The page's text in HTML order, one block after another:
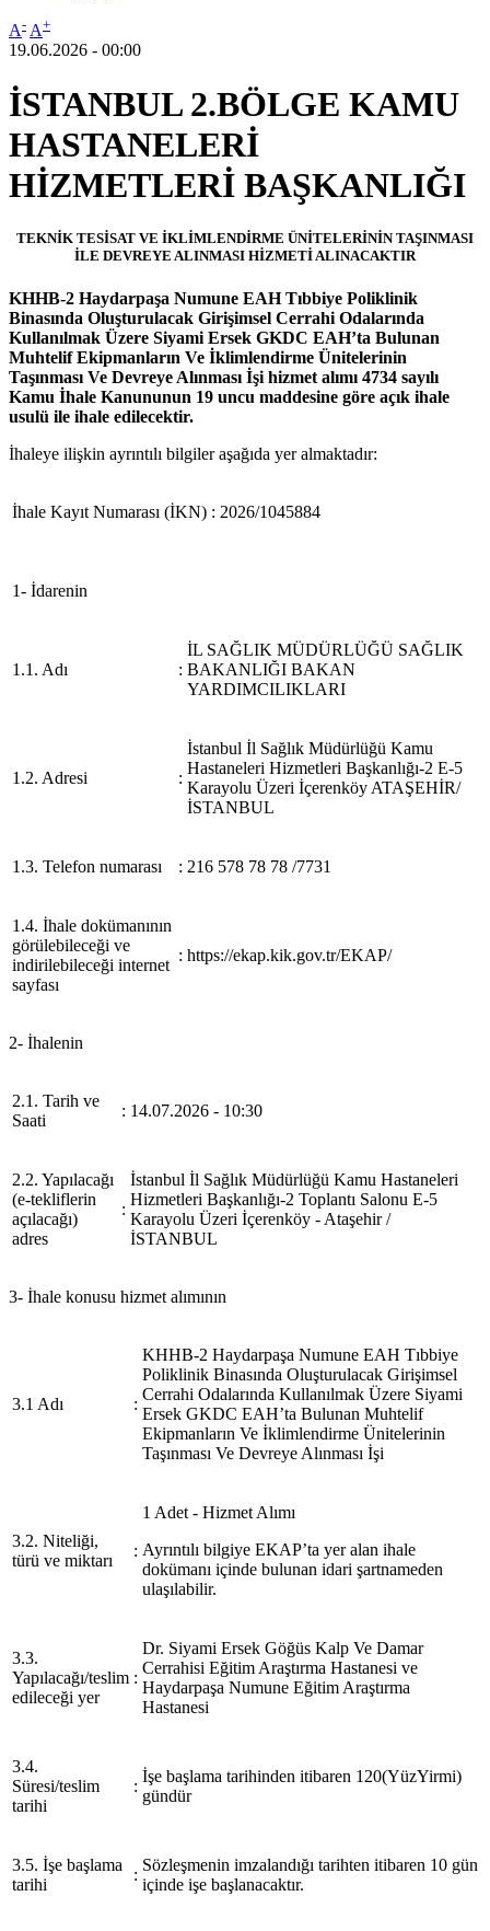
A- A+
19.06.2026 - 00:00
İSTANBUL 2.BÖLGE KAMU
HASTANELERİ
HİZMETLERİ BAŞKANLIĞI
TEKNİK TESİSAT VE İKLİMLENDİRME ÜNİTELERİNİN TAŞINMASI
İLE DEVREYE ALINMASI HİZMETİ ALINACAKTIR
KHHB-2 Haydarpaşa Numune EAH Tıbbiye Poliklinik
Binasında Oluşturulacak Girişimsel Cerrahi Odalarında
Kullanılmak Üzere Siyami Ersek GKDC EAH’ta Bulunan
Muhtelif Ekipmanların Ve İklimlendirme Ünitelerinin
Taşınması Ve Devreye Alınması İşi hizmet alımı 4734 sayılı
Kamu İhale Kanununun 19 uncu maddesine göre açık ihale
usulü ile ihale edilecektir.
İhaleye ilişkin ayrıntılı bilgiler aşağıda yer almaktadır:
İhale Kayıt Numarası (İKN) : 2026/1045884
1- İdarenin
1.1. Adı :
İL SAĞLIK MÜDÜRLÜĞÜ SAĞLIK
BAKANLIĞI BAKAN
YARDIMCILIKLARI
1.2. Adresi :
İstanbul İl Sağlık Müdürlüğü Kamu
Hastaneleri Hizmetleri Başkanlığı-2 E-5
Karayolu Üzeri İçerenköy ATAŞEHİR/
İSTANBUL
1.3. Telefon numarası : 216 578 78 78 /7731
1.4. İhale dokümanının
görülebileceği ve
indirilebileceği internet
sayfası
: https://ekap.kik.gov.tr/EKAP/
2- İhalenin
2.1. Tarih ve
Saati
: 14.07.2026 - 10:30
2.2. Yapılacağı
(e-tekliflerin
açılacağı)
adres
:
İstanbul İl Sağlık Müdürlüğü Kamu Hastaneleri
Hizmetleri Başkanlığı-2 Toplantı Salonu E-5
Karayolu Üzeri İçerenköy - Ataşehir /
İSTANBUL
3- İhale konusu hizmet alımının
3.1 Adı :
KHHB-2 Haydarpaşa Numune EAH Tıbbiye
Poliklinik Binasında Oluşturulacak Girişimsel
Cerrahi Odalarında Kullanılmak Üzere Siyami
Ersek GKDC EAH’ta Bulunan Muhtelif
Ekipmanların Ve İklimlendirme Ünitelerinin
Taşınması Ve Devreye Alınması İşi
3.2. Niteliği,
türü ve miktarı
:
1 Adet - Hizmet Alımı
Ayrıntılı bilgiye EKAP’ta yer alan ihale
dokümanı içinde bulunan idari şartnameden
ulaşılabilir.
3.3.
Yapılacağı/teslim
edileceği yer
:
Dr. Siyami Ersek Göğüs Kalp Ve Damar
Cerrahisi Eğitim Araştırma Hastanesi ve
Haydarpaşa Numune Eğitim Araştırma
Hastanesi
3.4.
Süresi/teslim
tarihi
:
İşe başlama tarihinden itibaren 120(YüzYirmi)
gündür
3.5. İşe başlama
tarihi
:
Sözleşmenin imzalandığı tarihten itibaren 10 gün
içinde işe başlanacaktır.